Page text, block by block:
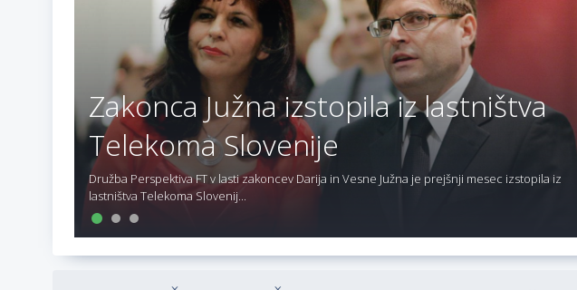
Zakonca Južna izstopila iz lastništva
Telekoma Slovenije
Družba Perspektiva FT v lasti zakoncev Darija in Vesne Južna je prejšnji mesec izstopila iz
lastništva Telekoma Slovenij...